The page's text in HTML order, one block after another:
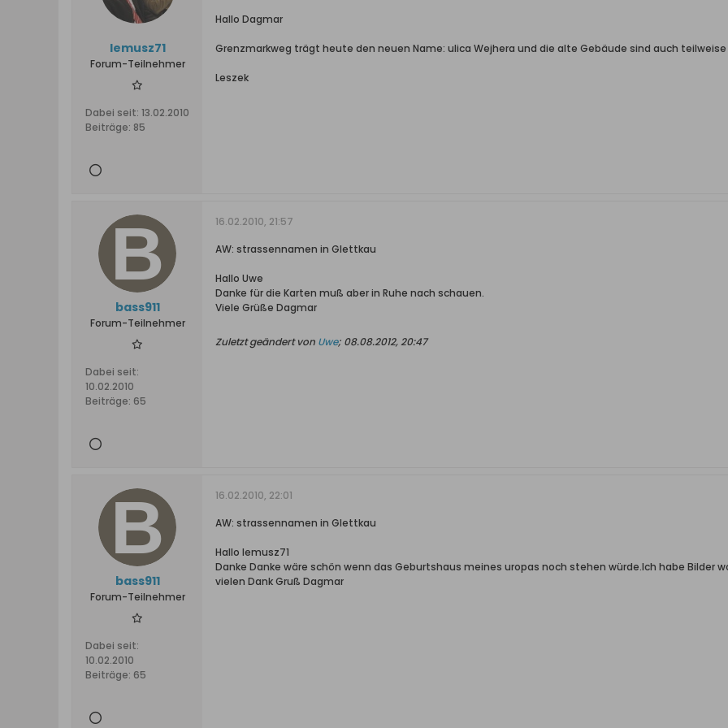
lemusz71
Forum-Teilnehmer
Dabei seit: 13.02.2010
Beiträge: 85
Hallo Dagmar
Grenzmarkweg trägt heute den neuen Name: ulica Wejhera und die alte Gebäude sind auch
Leszek
bass911
Forum-Teilnehmer
Dabei seit:
10.02.2010
Beiträge: 65
16.02.2010, 21:57
AW: strassennamen in Glettkau
Hallo Uwe
Danke für die Karten muß aber in Ruhe nach schauen.
Viele Grüße Dagmar
Zuletzt geändert von Uwe; 08.08.2012, 20:47
bass911
Forum-Teilnehmer
Dabei seit:
10.02.2010
Beiträge: 65
16.02.2010, 22:01
AW: strassennamen in Glettkau
Hallo lemusz71
Danke Danke wäre schön wenn das Geburtshaus meines uropas noch stehen würde.Ich habe Bilder
vielen Dank Gruß Dagmar